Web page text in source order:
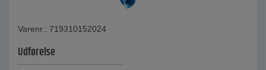
Varenr.: 719310152024
Udførelse